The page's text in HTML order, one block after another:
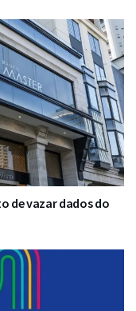
de vazar dados do